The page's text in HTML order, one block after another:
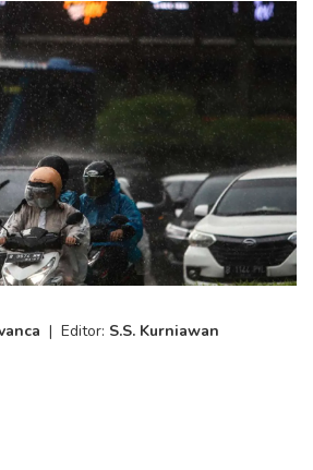
| Editor: S.S. Kurniawan